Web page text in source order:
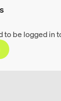
to be logged in